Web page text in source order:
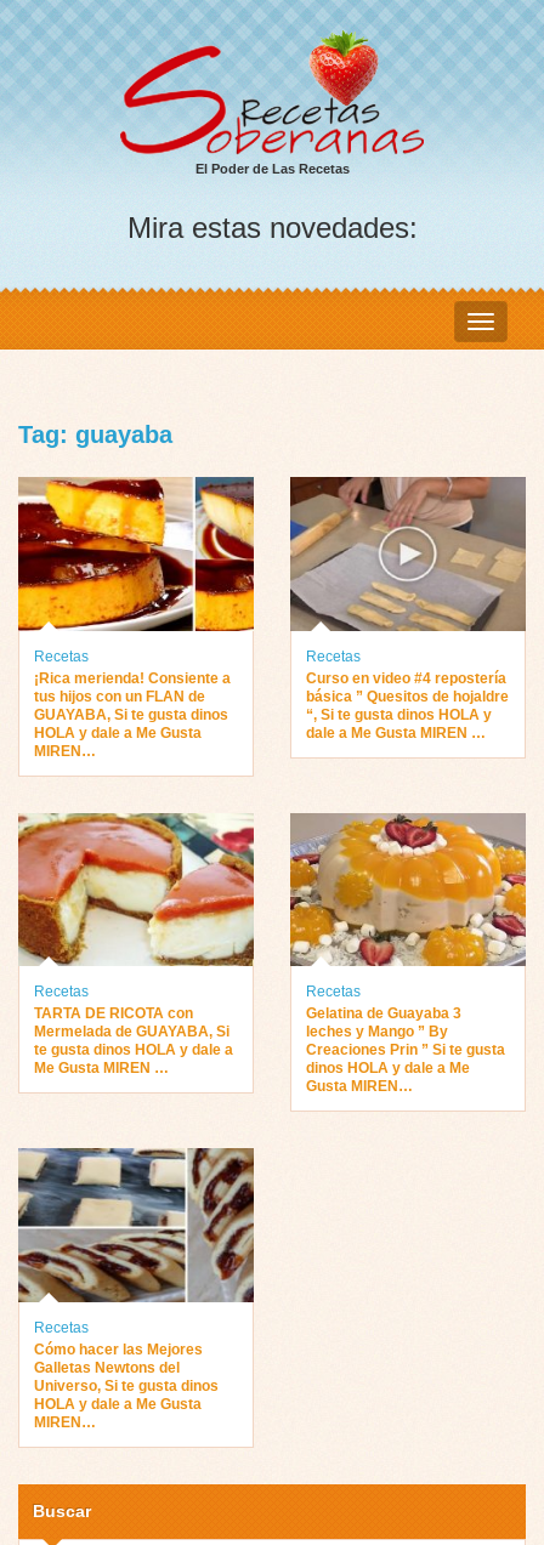
El Poder de Las Recetas
Mira estas novedades:
Tag: guayaba
Recetas
¡Rica merienda! Consiente a
tus hijos con un FLAN de
GUAYABA, Si te gusta dinos
HOLA y dale a Me Gusta
MIREN…
Recetas
Curso en video #4 repostería
básica ” Quesitos de hojaldre
“, Si te gusta dinos HOLA y
dale a Me Gusta MIREN …
Recetas
TARTA DE RICOTA con
Mermelada de GUAYABA, Si
te gusta dinos HOLA y dale a
Me Gusta MIREN …
Recetas
Gelatina de Guayaba 3
leches y Mango ” By
Creaciones Prin ” Si te gusta
dinos HOLA y dale a Me
Gusta MIREN…
Recetas
Cómo hacer las Mejores
Galletas Newtons del
Universo, Si te gusta dinos
HOLA y dale a Me Gusta
MIREN…
Buscar